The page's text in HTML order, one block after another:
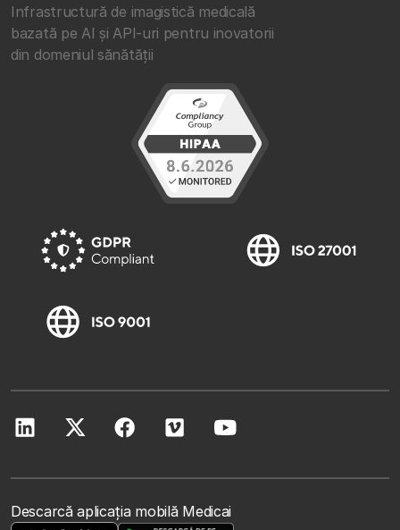
Infrastructură de imagistică medicală
bazată pe AI și API-uri pentru inovatorii
din domeniul sănătății
Descarcă aplicația mobilă Medicai